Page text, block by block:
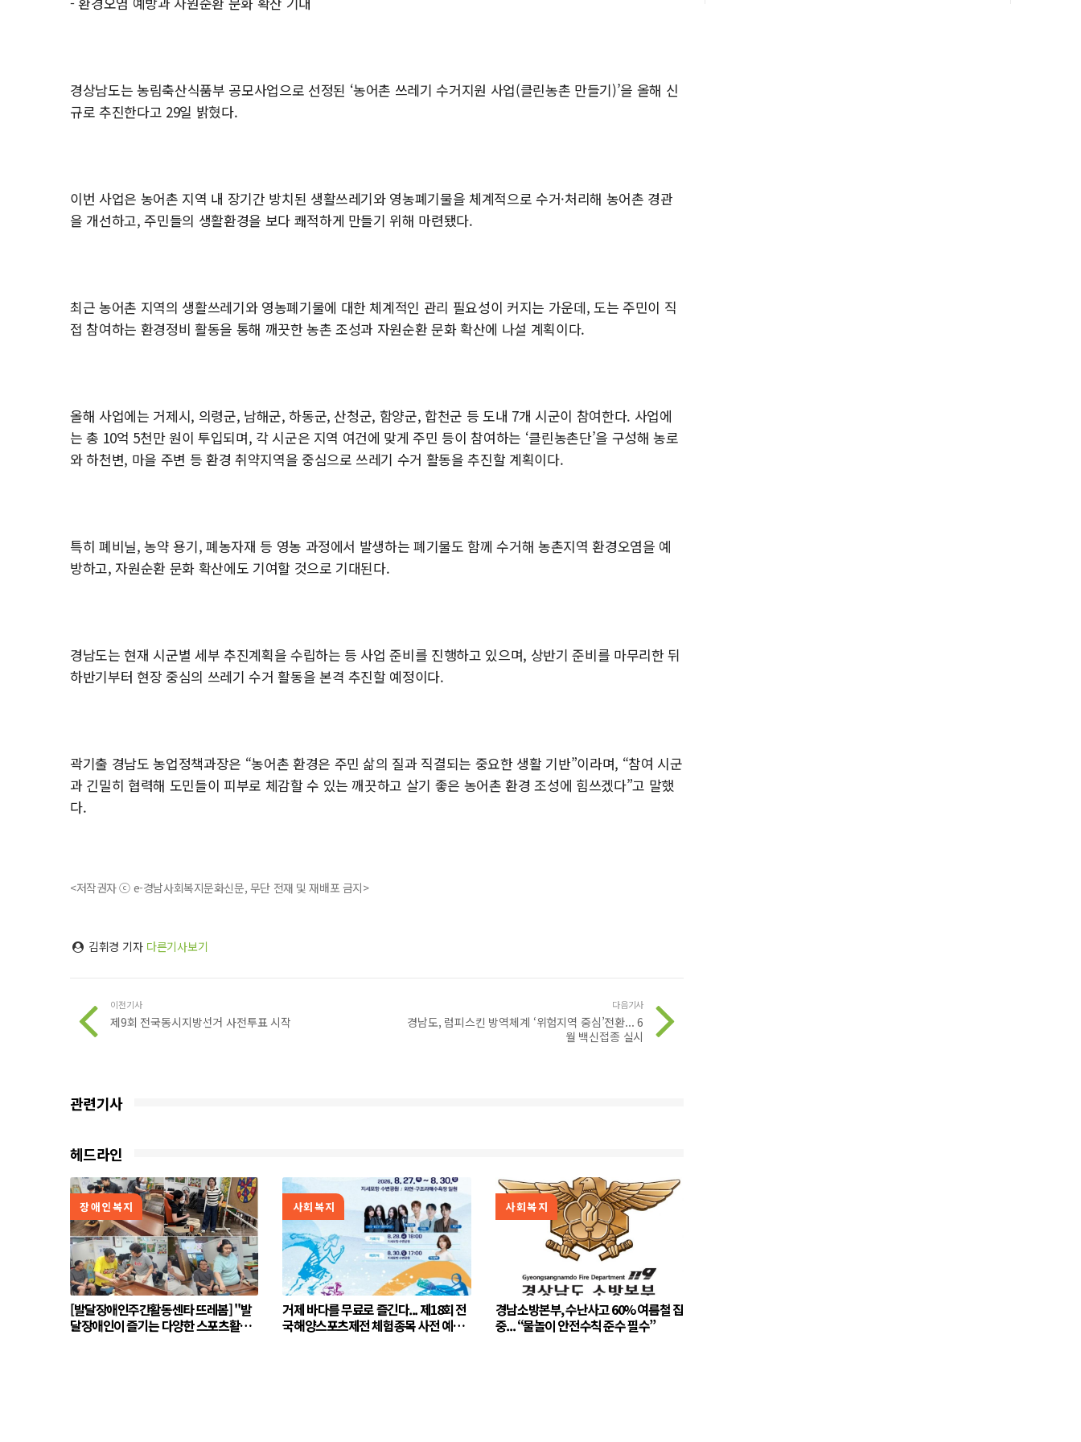
경상남도는 농림축산식품부 공모사업으로 선정된 ‘농어촌 쓰레기 수거지원 사업(클린농촌 만들기)’을 올해 신
규로 추진한다고 29일 밝혔다.
이번 사업은 농어촌 지역 내 장기간 방치된 생활쓰레기와 영농폐기물을 체계적으로 수거·처리해 농어촌 경관
을 개선하고, 주민들의 생활환경을 보다 쾌적하게 만들기 위해 마련됐다.
최근 농어촌 지역의 생활쓰레기와 영농폐기물에 대한 체계적인 관리 필요성이 커지는 가운데, 도는 주민이 직
접 참여하는 환경정비 활동을 통해 깨끗한 농촌 조성과 자원순환 문화 확산에 나설 계획이다.
올해 사업에는 거제시, 의령군, 남해군, 하동군, 산청군, 함양군, 합천군 등 도내 7개 시군이 참여한다. 사업에
는 총 10억 5천만 원이 투입되며, 각 시군은 지역 여건에 맞게 주민 등이 참여하는 ‘클린농촌단’을 구성해 농로
와 하천변, 마을 주변 등 환경 취약지역을 중심으로 쓰레기 수거 활동을 추진할 계획이다.
특히 폐비닐, 농약 용기, 폐농자재 등 영농 과정에서 발생하는 폐기물도 함께 수거해 농촌지역 환경오염을 예
방하고, 자원순환 문화 확산에도 기여할 것으로 기대된다.
경남도는 현재 시군별 세부 추진계획을 수립하는 등 사업 준비를 진행하고 있으며, 상반기 준비를 마무리한 뒤
하반기부터 현장 중심의 쓰레기 수거 활동을 본격 추진할 예정이다.
곽기출 경남도 농업정책과장은 “농어촌 환경은 주민 삶의 질과 직결되는 중요한 생활 기반”이라며, “참여 시군
과 긴밀히 협력해 도민들이 피부로 체감할 수 있는 깨끗하고 살기 좋은 농어촌 환경 조성에 힘쓰겠다”고 말했
다.
<저작권자 ⓒ e-경남사회복지문화신문, 무단 전재 및 재배포 금지>
김휘경 기자 다른기사보기
이전기사
제9회 전국동시지방선거 사전투표 시작
다음기사
경남도, 럼피스킨 방역체계 ‘위험지역 중심’전환... 6
월 백신접종 실시
관련기사
헤드라인
장애인복지
[발달장애인주간활동센타 뜨레봄] "발
달장애인이 즐기는 다양한 스포츠활동"
사회복지
거제 바다를 무료로 즐긴다... 제18회 전
국해양스포츠제전 체험종목 사전 예약
사회복지
경남소방본부, 수난사고 60% 여름철 집
중... “물놀이 안전수칙 준수 필수”